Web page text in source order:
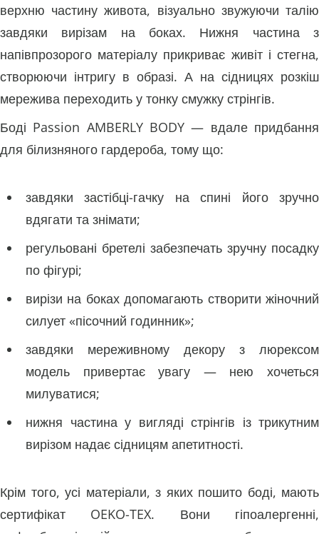
верхню частину живота, візуально звужуючи талію
завдяки вирізам на боках. Нижня частина з
напівпрозорого матеріалу прикриває живіт і стегна,
створюючи інтригу в образі. А на сідницях розкіш
мережива переходить у тонку смужку стрінгів.
Боді Passion AMBERLY BODY — вдале придбання
для білизняного гардероба, тому що:
завдяки застібці-гачку на спині його зручно
вдягати та знімати;
регульовані бретелі забезпечать зручну посадку
по фігурі;
вирізи на боках допомагають створити жіночний
силует «пісочний годинник»;
завдяки мереживному декору з люрексом
модель привертає увагу — нею хочеться
милуватися;
нижня частина у вигляді стрінгів із трикутним
вирізом надає сідницям апетитності.
Крім того, усі матеріали, з яких пошито боді, мають
сертифікат OEKO-TEX. Вони гіпоалергенні,